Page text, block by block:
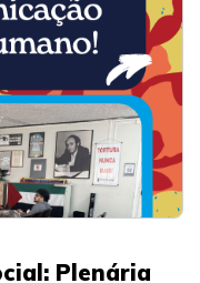
Plenária